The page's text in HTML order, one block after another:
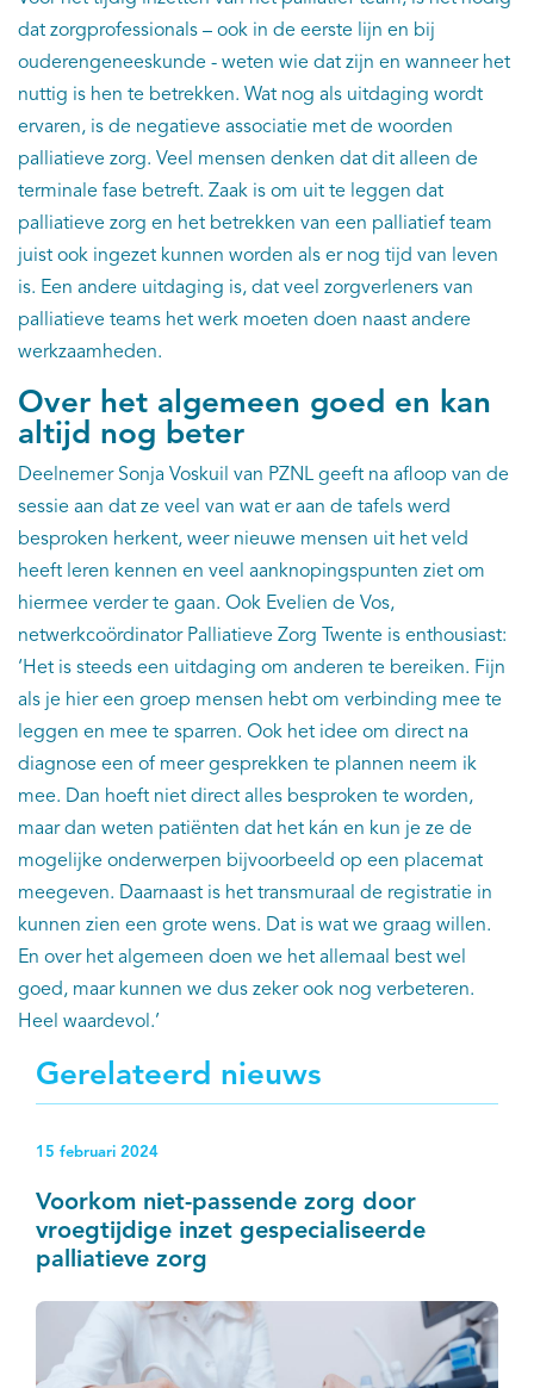
dat zorgprofessionals – ook in de eerste lijn en bij
ouderengeneeskunde - weten wie dat zijn en wanneer het
nuttig is hen te betrekken. Wat nog als uitdaging wordt
ervaren, is de negatieve associatie met de woorden
palliatieve zorg. Veel mensen denken dat dit alleen de
terminale fase betreft. Zaak is om uit te leggen dat
palliatieve zorg en het betrekken van een palliatief team
juist ook ingezet kunnen worden als er nog tijd van leven
is. Een andere uitdaging is, dat veel zorgverleners van
palliatieve teams het werk moeten doen naast andere
werkzaamheden.
Over het algemeen goed en kan
altijd nog beter
Deelnemer Sonja Voskuil van PZNL geeft na afloop van de
sessie aan dat ze veel van wat er aan de tafels werd
besproken herkent, weer nieuwe mensen uit het veld
heeft leren kennen en veel aanknopingspunten ziet om
hiermee verder te gaan. Ook Evelien de Vos,
netwerkcoördinator Palliatieve Zorg Twente is enthousiast:
‘Het is steeds een uitdaging om anderen te bereiken. Fijn
als je hier een groep mensen hebt om verbinding mee te
leggen en mee te sparren. Ook het idee om direct na
diagnose een of meer gesprekken te plannen neem ik
mee. Dan hoeft niet direct alles besproken te worden,
maar dan weten patiënten dat het kán en kun je ze de
mogelijke onderwerpen bijvoorbeeld op een placemat
meegeven. Daarnaast is het transmuraal de registratie in
kunnen zien een grote wens. Dat is wat we graag willen.
En over het algemeen doen we het allemaal best wel
goed, maar kunnen we dus zeker ook nog verbeteren.
Heel waardevol.’
Gerelateerd nieuws
15 februari 2024
Voorkom niet-passende zorg door
vroegtijdige inzet gespecialiseerde
palliatieve zorg